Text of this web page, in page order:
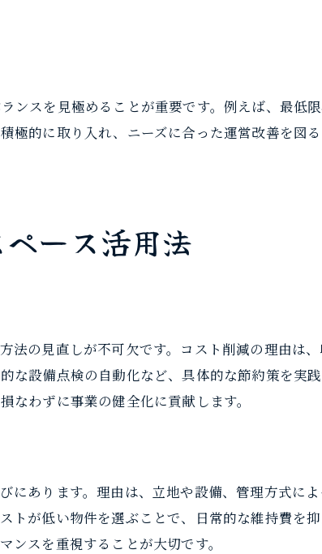
コスト削減と顧客満足のバランスを取る工夫
レンタルスペースの収益化と節約術の融合
利益を伸ばす節約型運営ノウハウ公開
稼働率アップを目指す節約運営の実践法
節約志向で実現する安定運営の秘訣
から実践できる運営費節約の具体策
ンスを見極めることが重要です。例えば、最低
極的に取り入れ、ニーズに合った運営改善を図
ース活用法
法の見直しが不可欠です。コスト削減の理由は
な設備点検の自動化など、具体的な節約策を実
なわずに事業の健全化に貢献します。
にあります。理由は、立地や設備、管理方式に
トが低い物件を選ぶことで、日常的な維持費を
ンスを重視することが大切です。